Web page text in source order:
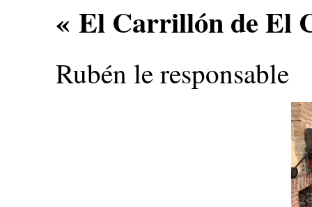
« El Carrillón de El
Rubén le responsable